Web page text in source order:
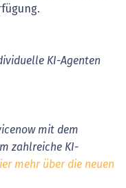
KI-Agenten
mit dem
zahlreiche KI-
mehr über die neuen